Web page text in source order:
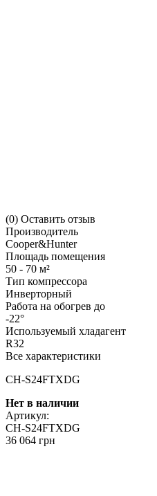
(0) Оставить отзыв
Производитель
Cooper&Hunter
Площадь помещения
50 - 70 м²
Тип компрессора
Инверторный
Работа на обогрев до
-22°
Используемый хладагент
R32
Все характеристики
CH-S24FTXDG
Нет в наличии
Артикул:
CH-S24FTXDG
36 064 грн